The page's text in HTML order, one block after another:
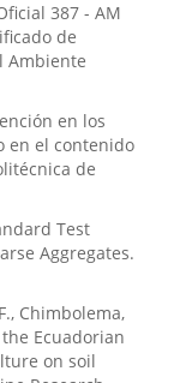
387 - AM
de
Ambiente
en los
en el contenido
de
Test
Aggregates.
Chimbolema,
Ecuadorian
on soil